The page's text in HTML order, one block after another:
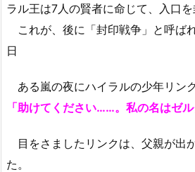
ラル王は7人の賢者に命じて、入口を
これが、後に「封印戦争」と呼ば
日
ある嵐の夜にハイラルの少年リン
「助けてください……。私の名はゼ
目をさましたリンクは、父親が出
た。